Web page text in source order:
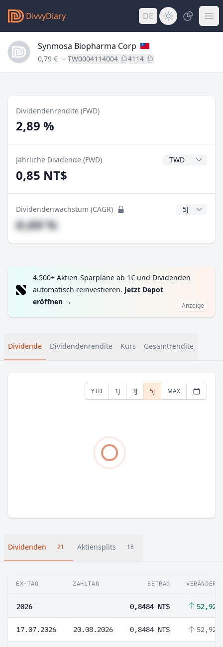
DivvyDiary DE
Synmosa Biopharma Corp
0,79 € TW0004114004 4114
Dividendenrendite (FWD)
2,89 %
Jährliche Dividende (FWD)
0,85 NT$
Dividendenwachstum (CAGR) CAGR Jahre
#,## %
4.500+ Aktien-Sparpläne ab 1€ und Dividenden
automatisch reinvestieren. Jetzt Depot
eröffnen → Anzeige
Dividende Dividendenrendite Kurs Gesamtrendite
YTD 1J 3J 5J MAX
Dividenden 21 Aktiensplits 18
EX-TAG ZAHLTAG BETRAG
2026 0,8484 NT$ 52,92
17.07.2026 20.08.2026 0,8484 NT$ 52,92